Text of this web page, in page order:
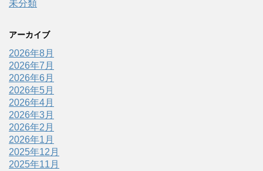
未分類
アーカイブ
2026年8月
2026年7月
2026年6月
2026年5月
2026年4月
2026年3月
2026年2月
2026年1月
2025年12月
2025年11月